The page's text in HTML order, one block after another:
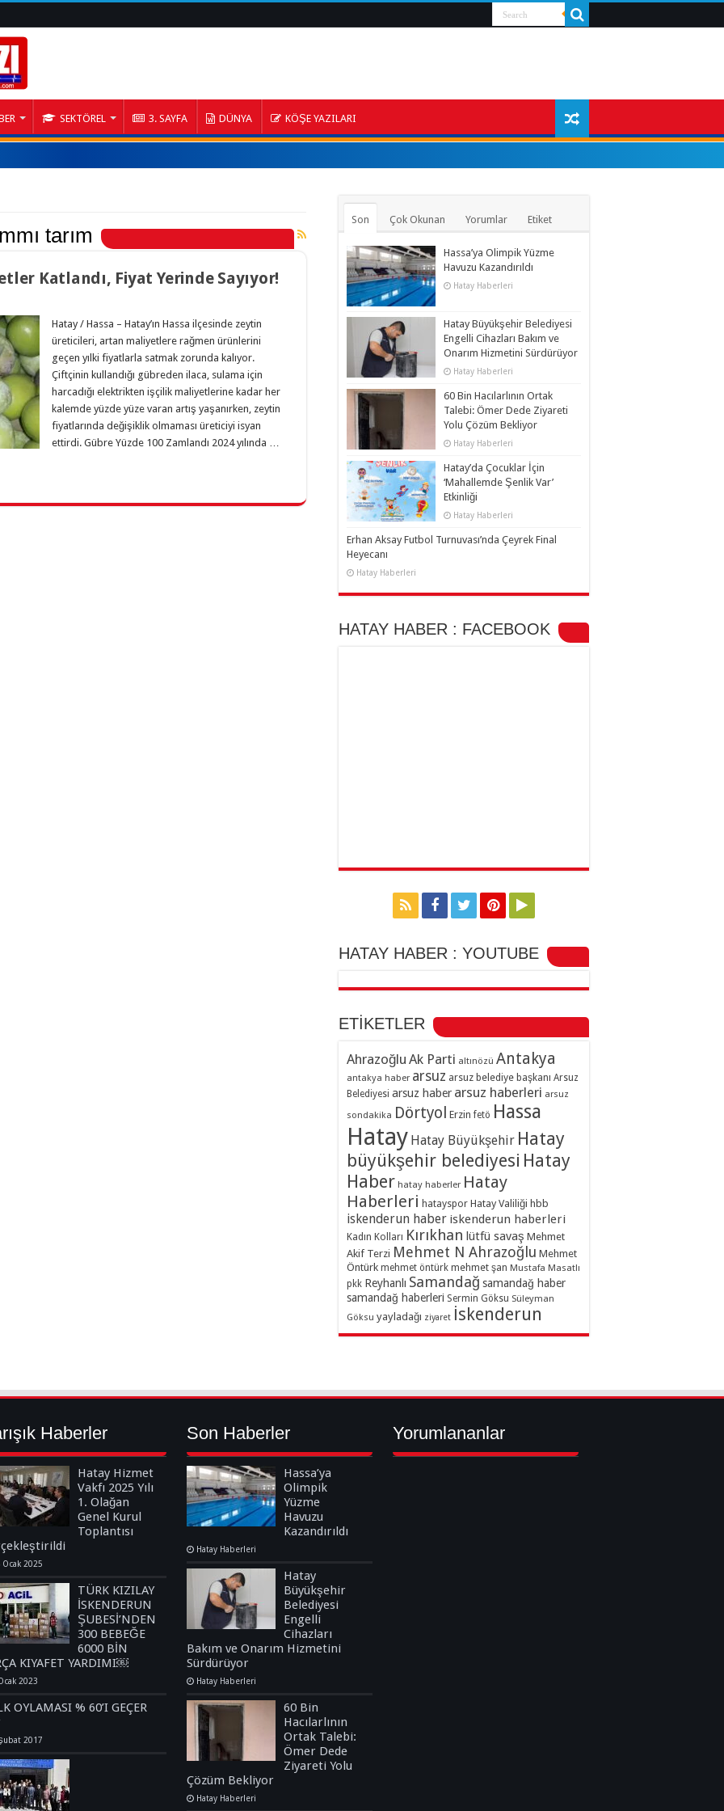
SEKTÖREL 3. SAYFA DÜNYA KÖŞE YAZILARI
tarım
Katlandı, Fiyat Yerinde Sayıyor!
Hatay / Hassa – Hatay’ın Hassa ilçesinde zeytin
üreticileri, artan maliyetlere rağmen ürünlerini
geçen yılki fiyatlarla satmak zorunda kalıyor.
Çiftçinin kullandığı gübreden ilaca, sulama için
harcadığı elektrikten işçilik maliyetlerine kadar her
kalemde yüzde yüze varan artış yaşanırken, zeytin
fiyatlarında değişiklik olmaması üreticiyi isyan
ettirdi. Gübre Yüzde 100 Zamlandı 2024 yılında …
Son Çok Okunan Yorumlar Etiket
Hassa’ya Olimpik Yüzme
Havuzu Kazandırıldı
Hatay Haberleri
Hatay Büyükşehir Belediyesi
Engelli Cihazları Bakım ve
Onarım Hizmetini Sürdürüyor
Hatay Haberleri
60 Bin Hacılarlının Ortak
Talebi: Ömer Dede Ziyareti
Yolu Çözüm Bekliyor
Hatay Haberleri
Hatay’da Çocuklar İçin
‘Mahallemde Şenlik Var’
Etkinliği
Hatay Haberleri
Erhan Aksay Futbol Turnuvası’nda Çeyrek Final
Heyecanı
Hatay Haberleri
HATAY HABER : FACEBOOK
HATAY HABER : YOUTUBE
ETİKETLER
Ahrazoğlu Ak Parti altınözü Antakya
antakya haber arsuz arsuz belediye başkanı Arsuz
Belediyesi arsuz haber arsuz haberleri arsuz
sondakika Dörtyol Erzin fetö Hassa
Hatay Hatay Büyükşehir Hatay
büyükşehir belediyesi Hatay
Haber hatay haberler Hatay
Haberleri hatayspor Hatay Valiliği hbb
iskenderun haber iskenderun haberleri
Kadın Kolları Kırıkhan lütfü savaş Mehmet
Akif Terzi Mehmet N Ahrazoğlu Mehmet
Öntürk mehmet öntürk mehmet şan Mustafa Masatlı
pkk Reyhanlı Samandağ samandağ haber
samandağ haberleri Sermin Göksu Süleyman
Göksu yayladağı ziyaret İskenderun
Haberler
Hatay Hizmet
Vakfı 2025 Yılı
1. Olağan
Genel Kurul
Toplantısı
Ocak 2025
TÜRK KIZILAY
İSKENDERUN
ŞUBESİ’NDEN
300 BEBEĞE
6000 BİN
KIYAFET YARDIMI￼
2023
OYLAMASI % 60’I GEÇER
2017
Son Haberler
Hassa’ya
Olimpik
Yüzme
Havuzu
Kazandırıldı
Hatay Haberleri
Hatay
Büyükşehir
Belediyesi
Engelli
Cihazları
Bakım ve Onarım Hizmetini
Sürdürüyor
Hatay Haberleri
60 Bin
Hacılarlının
Ortak Talebi:
Ömer Dede
Ziyareti Yolu
Çözüm Bekliyor
Hatay Haberleri
Yorumlananlar